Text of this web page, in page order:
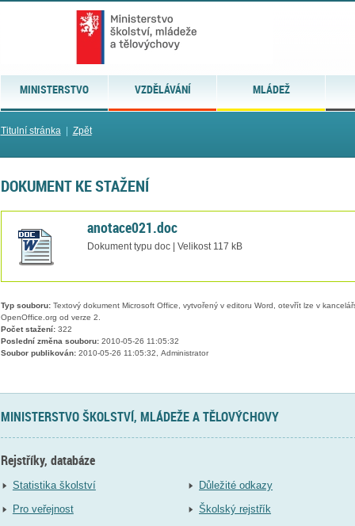
MINISTERSTVO VZDĚLÁVÁNÍ MLÁDEŽ
Titulní stránka| Zpět
DOKUMENT KE STAŽENÍ
anotace021.doc
Dokument typu doc | Velikost 117 kB
Typ souboru:Textový dokument Microsoft Office, vytvořený v editoru Word, otevřít lze v
OpenOffice.org od verze 2.
Počet stažení:322
Poslední změna souboru:2010-05-26 11:05:32
Soubor publikován:2010-05-26 11:05:32, Administrator
MINISTERSTVO ŠKOLSTVÍ, MLÁDEŽE A TĚLOVÝCHOVY
Rejstříky, databáze
Statistika školství
Pro veřejnost
Důležité odkazy
Školský rejstřík